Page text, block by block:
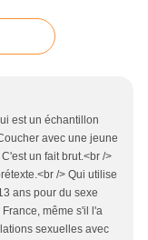
est un échantillon
avec une jeune
un fait brut.<br />
/> Qui utilise
ans pour du sexe
même s'il l'a
sexuelles avec